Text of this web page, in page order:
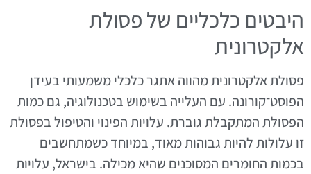
היבטים כלכליים של פסולת
אלקטרונית
פסולת אלקטרונית מהווה אתגר כלכלי משמעותי בעידן
הפוסט־קורונה. עם העלייה בשימוש בטכנולוגיה, גם כמות
הפסולת המתקבלת גוברת. עלויות הפינוי והטיפול בפסולת
זו עלולות להיות גבוהות מאוד, במיוחד כשמתחשבים
בכמות החומרים המסוכנים שהיא מכילה. בישראל, עלויות